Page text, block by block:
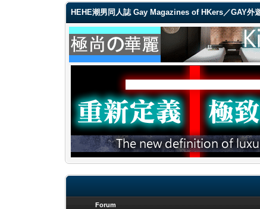
HEHE潮男同人誌 Gay Magazines of HKers／GAY外
Forum